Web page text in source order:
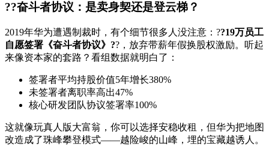
??奋斗者协议：是卖身契还是登云梯？
2019年华为遭遇制裁时，有个细节很多人没注意：??19万员工
自愿签署《奋斗者协议》??，放弃带薪年假换股权激励。听起
来像资本家的套路？看组数据就明白了：
签署者平均持股价值5年增长380%
未签署者离职率高出47%
核心研发团队协议签署率100%
这就像玩真人版大富翁，你可以选择安稳收租，但华为把地图
改造成了珠峰攀登模式——越险峻的山峰，埋的宝藏越诱人。